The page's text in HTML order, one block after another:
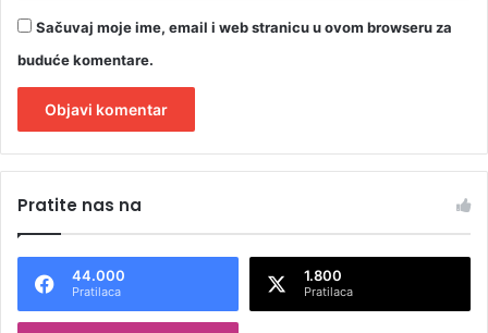
Sačuvaj moje ime, email i web stranicu u ovom browseru za
buduće komentare.
t
n
Pratite nas na
44.000
Pratilaca
1.800
Pratilaca